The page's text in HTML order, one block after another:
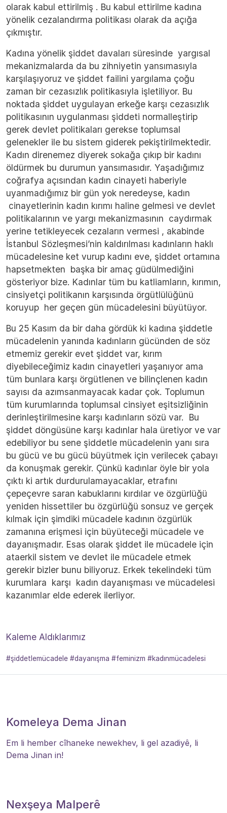
olarak kabul ettirilmiş . Bu kabul ettirilme kadına
yönelik cezalandırma politikası olarak da açığa
çıkmıştır.
Kadına yönelik şiddet davaları süresinde yargısal
mekanizmalarda da bu zihniyetin yansımasıyla
karşılaşıyoruz ve şiddet failini yargılama çoğu
zaman bir cezasızlık politikasıyla işletiliyor. Bu
noktada şiddet uygulayan erkeğe karşı cezasızlık
politikasının uygulanması şiddeti normalleştirip
gerek devlet politikaları gerekse toplumsal
gelenekler ile bu sistem giderek pekiştirilmektedir.
Kadın direnemez diyerek sokağa çıkıp bir kadını
öldürmek bu durumun yansımasıdır. Yaşadığımız
coğrafya açısından kadın cinayeti haberiyle
uyanmadığımız bir gün yok neredeyse, kadın
cinayetlerinin kadın kırımı haline gelmesi ve devlet
politikalarının ve yargı mekanizmasının caydırmak
yerine tetikleyecek cezaların vermesi , akabinde
İstanbul Sözleşmesi’nin kaldırılması kadınların haklı
mücadelesine ket vurup kadını eve, şiddet ortamına
hapsetmekten başka bir amaç güdülmediğini
gösteriyor bize. Kadınlar tüm bu katliamların, kırımın,
cinsiyetçi politikanın karşısında örgütlülüğünü
koruyup her geçen gün mücadelesini büyütüyor.
Bu 25 Kasım da bir daha gördük ki kadına şiddetle
mücadelenin yanında kadınların gücünden de söz
etmemiz gerekir evet şiddet var, kırım
diyebileceğimiz kadın cinayetleri yaşanıyor ama
tüm bunlara karşı örgütlenen ve bilinçlenen kadın
sayısı da azımsanmayacak kadar çok. Toplumun
tüm kurumlarında toplumsal cinsiyet eşitsizliğinin
derinleştirilmesine karşı kadınların sözü var. Bu
şiddet döngüsüne karşı kadınlar hala üretiyor ve var
edebiliyor bu sene şiddetle mücadelenin yanı sıra
bu gücü ve bu gücü büyütmek için verilecek çabayı
da konuşmak gerekir. Çünkü kadınlar öyle bir yola
çıktı ki artık durdurulamayacaklar, etrafını
çepeçevre saran kabuklarını kırdılar ve özgürlüğü
yeniden hissettiler bu özgürlüğü sonsuz ve gerçek
kılmak için şimdiki mücadele kadının özgürlük
zamanına erişmesi için büyüteceği mücadele ve
dayanışmadır. Esas olarak şiddet ile mücadele için
ataerkil sistem ve devlet ile mücadele etmek
gerekir bizler bunu biliyoruz. Erkek tekelindeki tüm
kurumlara karşı kadın dayanışması ve mücadelesi
kazanımlar elde ederek ilerliyor.
Kaleme Aldıklarımız
#şiddetlemücadele #dayanışma #feminizm #kadınmücadelesi
Komeleya Dema Jinan
Em li hember cîhaneke newekhev, li gel azadiyê, li
Dema Jinan in!
Nexşeya Malperê